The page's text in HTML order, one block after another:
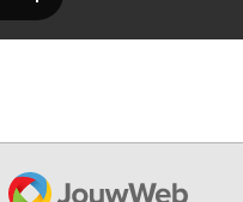
JouwWeb